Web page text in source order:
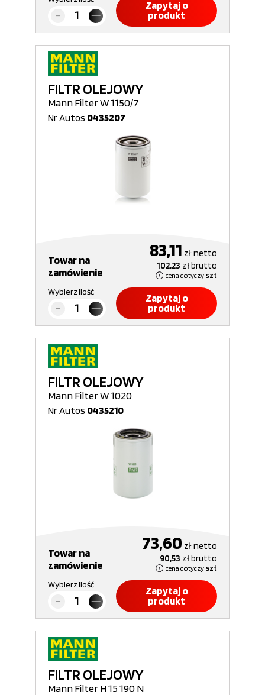
Zapytaj o
produkt
FILTR OLEJOWY
Mann Filter W 1150/7
Nr Autos 0435207
Towar na
zamówienie
83,11 złnetto
102,23 złbrutto
cena dotyczy szt
Wybierz ilość
Zapytaj o
produkt
FILTR OLEJOWY
Mann Filter W 1020
Nr Autos 0435210
Towar na
zamówienie
73,60 złnetto
90,53 złbrutto
cena dotyczy szt
Wybierz ilość
Zapytaj o
produkt
FILTR OLEJOWY
Mann Filter H 15 190 N